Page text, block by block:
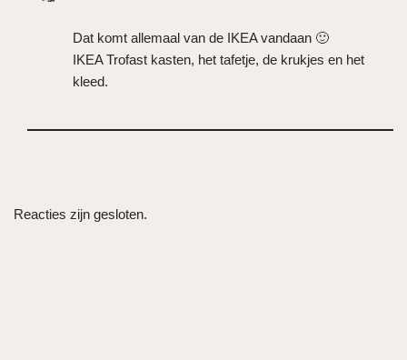
Dat komt allemaal van de IKEA vandaan 🙂
IKEA Trofast kasten, het tafetje, de krukjes en het
kleed.
Reacties zijn gesloten.